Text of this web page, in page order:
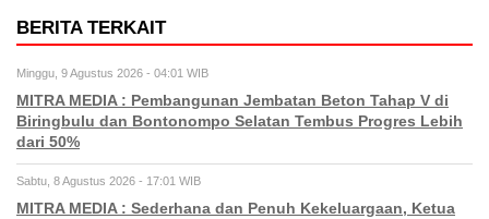
BERITA TERKAIT
Minggu, 9 Agustus 2026 - 04:01 WIB
MITRA MEDIA : Pembangunan Jembatan Beton Tahap V di
Biringbulu dan Bontonompo Selatan Tembus Progres Lebih
dari 50%
Sabtu, 8 Agustus 2026 - 17:01 WIB
MITRA MEDIA : Sederhana dan Penuh Kekeluargaan, Ketua